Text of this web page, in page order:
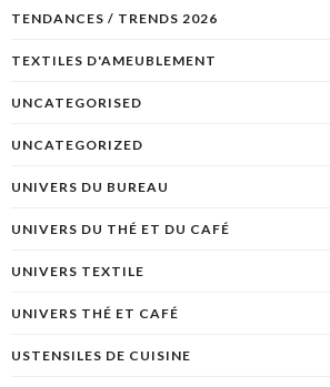
TENDANCES / TRENDS 2026
TEXTILES D'AMEUBLEMENT
UNCATEGORISED
UNCATEGORIZED
UNIVERS DU BUREAU
UNIVERS DU THÉ ET DU CAFÉ
UNIVERS TEXTILE
UNIVERS THÉ ET CAFÉ
USTENSILES DE CUISINE